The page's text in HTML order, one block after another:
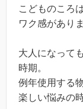
こどものころ
ワク感があり
大人になって
時期。
例年使用する
楽しい悩みの時